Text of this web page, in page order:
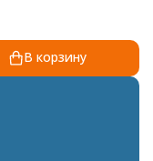
В корзину